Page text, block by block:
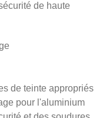
de haute
de teinte appropriés
pour l'aluminium